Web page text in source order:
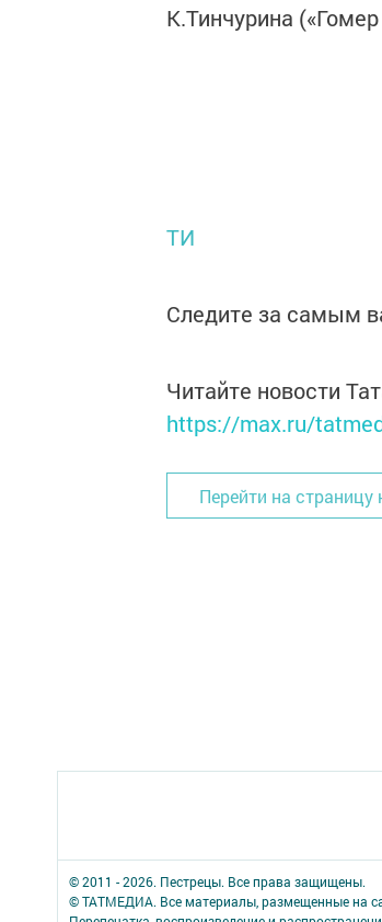
К.Тинчурина
ТИ
Следите за самым
Читайте новости
https://max.ru/
Перейти на страницу
© 2011 - 2026. Пестрецы. Все права защищены.
© ТАТМЕДИА. Все материалы, размещенные на